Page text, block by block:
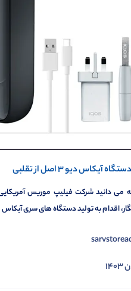
دیو 3 اصل از تقلبی
می دانید شرکت فیلیپ موریس
اقدام به تولید دستگاه های سری آیکاس